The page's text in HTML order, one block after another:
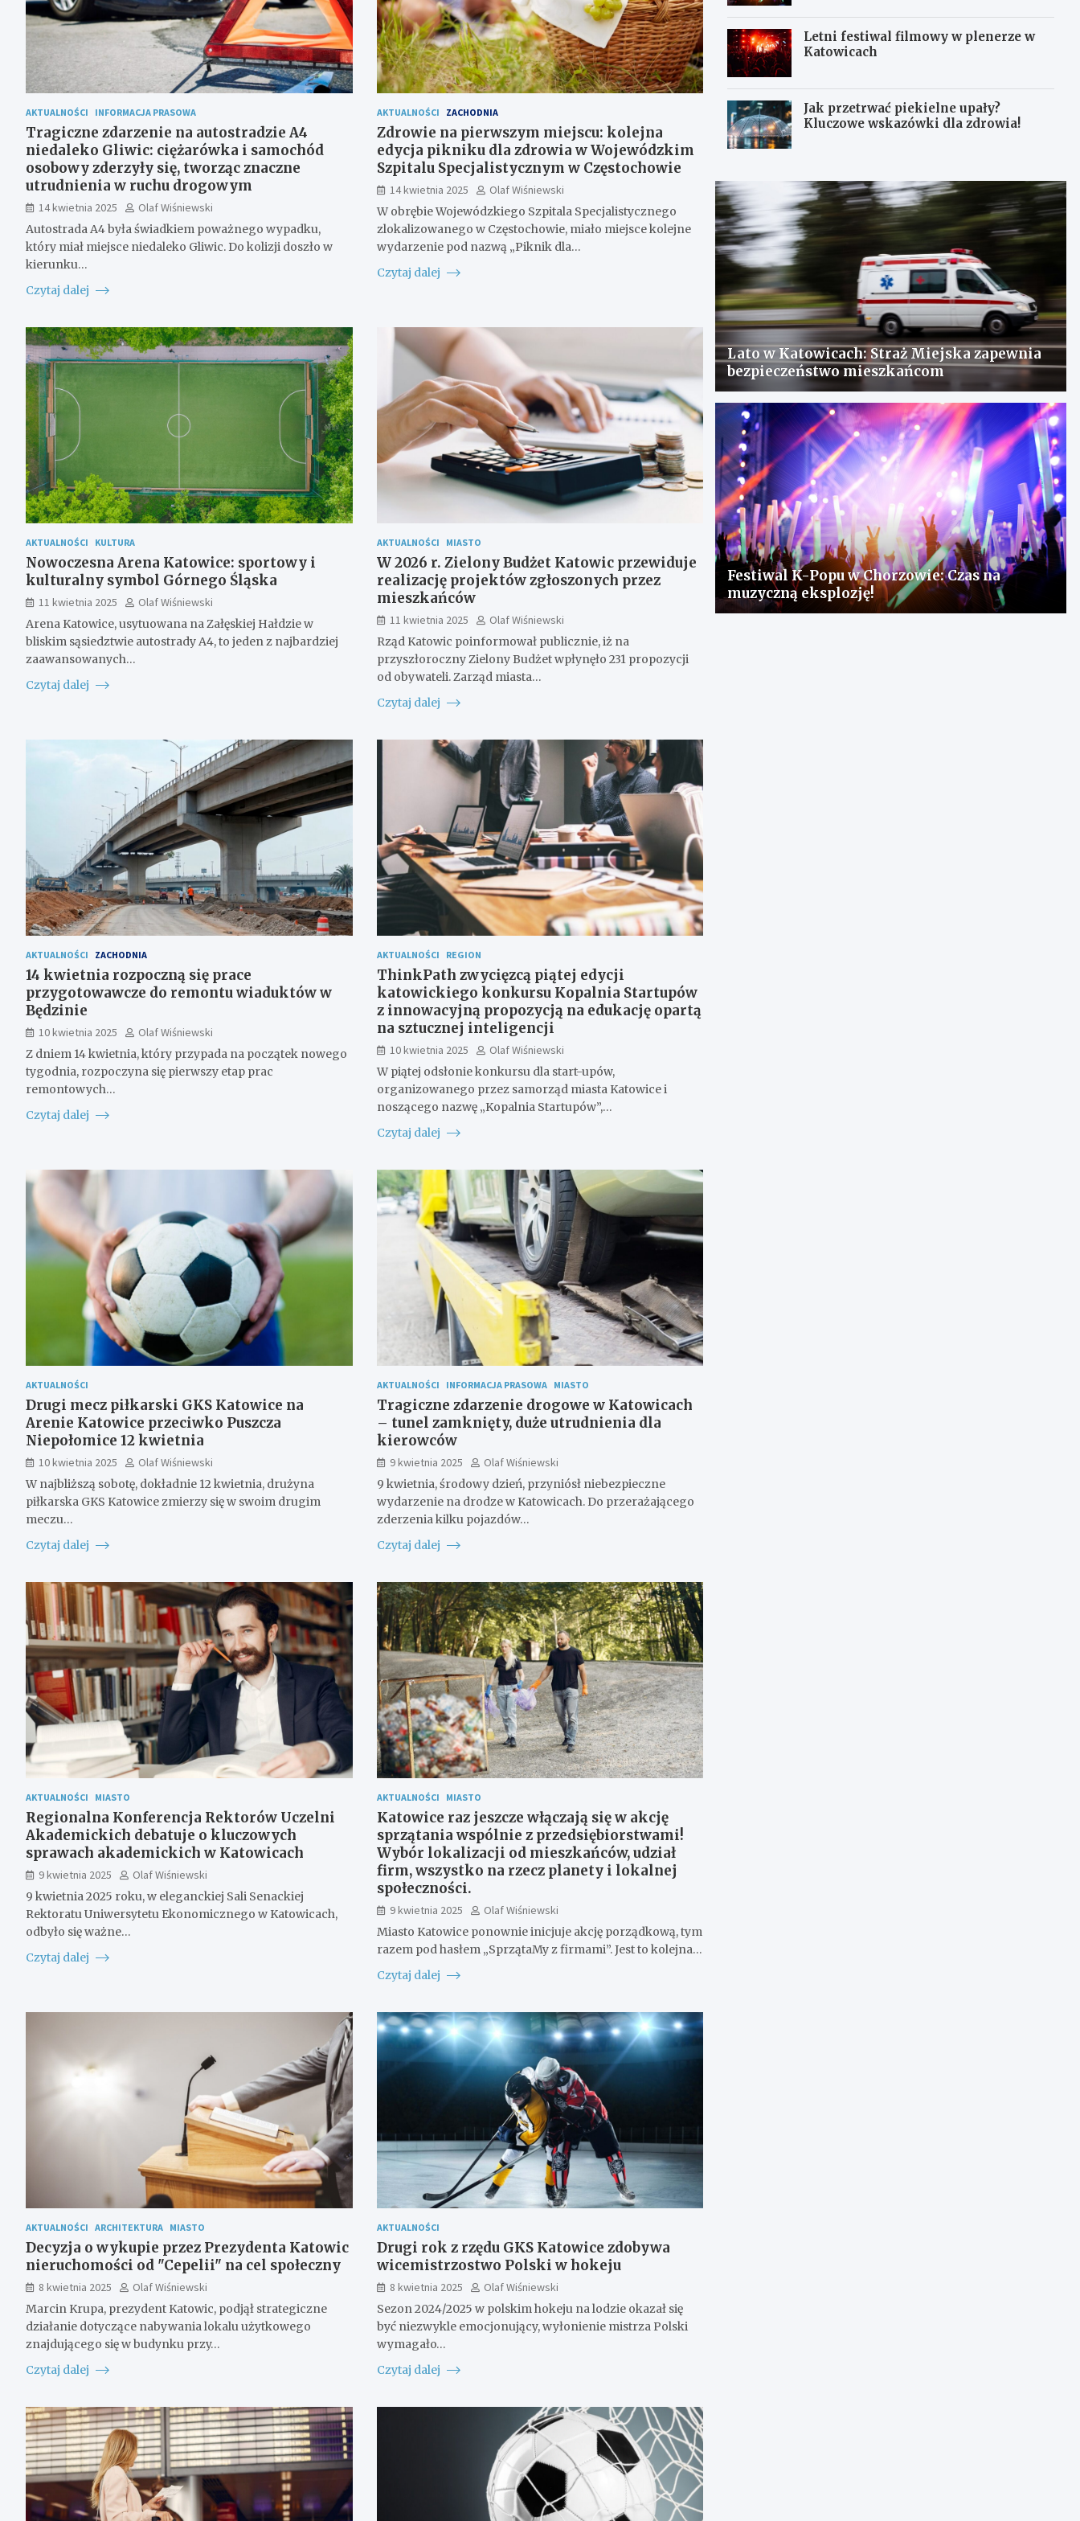
AKTUALNOŚCI INFORMACJA PRASOWA
Tragiczne zdarzenie na autostradzie A4
niedaleko Gliwic: ciężarówka i samochód
osobowy zderzyły się, tworząc znaczne
utrudnienia w ruchu drogowym
14 kwietnia 2025
Olaf Wiśniewski
Autostrada A4 była świadkiem poważnego wypadku,
który miał miejsce niedaleko Gliwic. Do kolizji doszło w
kierunku…
Czytaj dalej
AKTUALNOŚCI ZACHODNIA
Zdrowie na pierwszym miejscu: kolejna
edycja pikniku dla zdrowia w Wojewódzkim
Szpitalu Specjalistycznym w Częstochowie
14 kwietnia 2025
Olaf Wiśniewski
W obrębie Wojewódzkiego Szpitala Specjalistycznego
zlokalizowanego w Częstochowie, miało miejsce kolejne
wydarzenie pod nazwą „Piknik dla…
Czytaj dalej
AKTUALNOŚCI KULTURA
Nowoczesna Arena Katowice: sportowy i
kulturalny symbol Górnego Śląska
11 kwietnia 2025
Olaf Wiśniewski
Arena Katowice, usytuowana na Załęskiej Hałdzie w
bliskim sąsiedztwie autostrady A4, to jeden z najbardziej
zaawansowanych…
Czytaj dalej
AKTUALNOŚCI MIASTO
W 2026 r. Zielony Budżet Katowic przewiduje
realizację projektów zgłoszonych przez
mieszkańców
11 kwietnia 2025
Olaf Wiśniewski
Rząd Katowic poinformował publicznie, iż na
przyszłoroczny Zielony Budżet wpłynęło 231 propozycji
od obywateli. Zarząd miasta…
Czytaj dalej
AKTUALNOŚCI ZACHODNIA
14 kwietnia rozpoczną się prace
przygotowawcze do remontu wiaduktów w
Będzinie
10 kwietnia 2025
Olaf Wiśniewski
Z dniem 14 kwietnia, który przypada na początek nowego
tygodnia, rozpoczyna się pierwszy etap prac
remontowych…
Czytaj dalej
AKTUALNOŚCI REGION
ThinkPath zwycięzcą piątej edycji
katowickiego konkursu Kopalnia Startupów
z innowacyjną propozycją na edukację opartą
na sztucznej inteligencji
10 kwietnia 2025
Olaf Wiśniewski
W piątej odsłonie konkursu dla start-upów,
organizowanego przez samorząd miasta Katowice i
noszącego nazwę „Kopalnia Startupów”,…
Czytaj dalej
AKTUALNOŚCI
Drugi mecz piłkarski GKS Katowice na
Arenie Katowice przeciwko Puszcza
Niepołomice 12 kwietnia
10 kwietnia 2025
Olaf Wiśniewski
W najbliższą sobotę, dokładnie 12 kwietnia, drużyna
piłkarska GKS Katowice zmierzy się w swoim drugim
meczu…
Czytaj dalej
AKTUALNOŚCI INFORMACJA PRASOWA MIASTO
Tragiczne zdarzenie drogowe w Katowicach
– tunel zamknięty, duże utrudnienia dla
kierowców
9 kwietnia 2025
Olaf Wiśniewski
9 kwietnia, środowy dzień, przyniósł niebezpieczne
wydarzenie na drodze w Katowicach. Do przerażającego
zderzenia kilku pojazdów…
Czytaj dalej
AKTUALNOŚCI MIASTO
Regionalna Konferencja Rektorów Uczelni
Akademickich debatuje o kluczowych
sprawach akademickich w Katowicach
9 kwietnia 2025
Olaf Wiśniewski
9 kwietnia 2025 roku, w eleganckiej Sali Senackiej
Rektoratu Uniwersytetu Ekonomicznego w Katowicach,
odbyło się ważne…
Czytaj dalej
AKTUALNOŚCI MIASTO
Katowice raz jeszcze włączają się w akcję
sprzątania wspólnie z przedsiębiorstwami!
Wybór lokalizacji od mieszkańców, udział
firm, wszystko na rzecz planety i lokalnej
społeczności.
9 kwietnia 2025
Olaf Wiśniewski
Miasto Katowice ponownie inicjuje akcję porządkową, tym
razem pod hasłem „SprzątaMy z firmami”. Jest to kolejna…
Czytaj dalej
AKTUALNOŚCI ARCHITEKTURA MIASTO
Decyzja o wykupie przez Prezydenta Katowic
nieruchomości od "Cepelii" na cel społeczny
8 kwietnia 2025
Olaf Wiśniewski
Marcin Krupa, prezydent Katowic, podjął strategiczne
działanie dotyczące nabywania lokalu użytkowego
znajdującego się w budynku przy…
Czytaj dalej
AKTUALNOŚCI
Drugi rok z rzędu GKS Katowice zdobywa
wicemistrzostwo Polski w hokeju
8 kwietnia 2025
Olaf Wiśniewski
Sezon 2024/2025 w polskim hokeju na lodzie okazał się
być niezwykle emocjonujący, wyłonienie mistrza Polski
wymagało…
Czytaj dalej
Letni festiwal filmowy w plenerze w
Katowicach
Jak przetrwać piekielne upały?
Kluczowe wskazówki dla zdrowia!
Lato w Katowicach: Straż Miejska zapewnia
bezpieczeństwo mieszkańcom
Festiwal K-Popu w Chorzowie: Czas na
muzyczną eksplozję!